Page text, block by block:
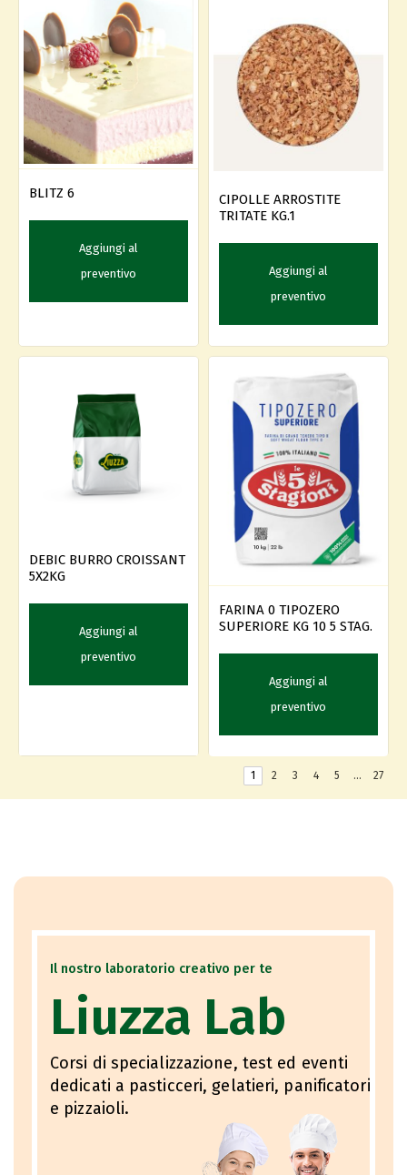
BLITZ 6
Aggiungi al
preventivo
CIPOLLE ARROSTITE
TRITATE KG.1
Aggiungi al
preventivo
DEBIC BURRO CROISSANT
5X2KG
Aggiungi al
preventivo
FARINA 0 TIPOZERO
SUPERIORE KG 10 5 STAG.
Aggiungi al
preventivo
1 2 3 4 5 … 27
Il nostro laboratorio creativo per te
Liuzza Lab
Corsi di specializzazione, test ed eventi
dedicati a pasticceri, gelatieri, panificatori
e pizzaioli.